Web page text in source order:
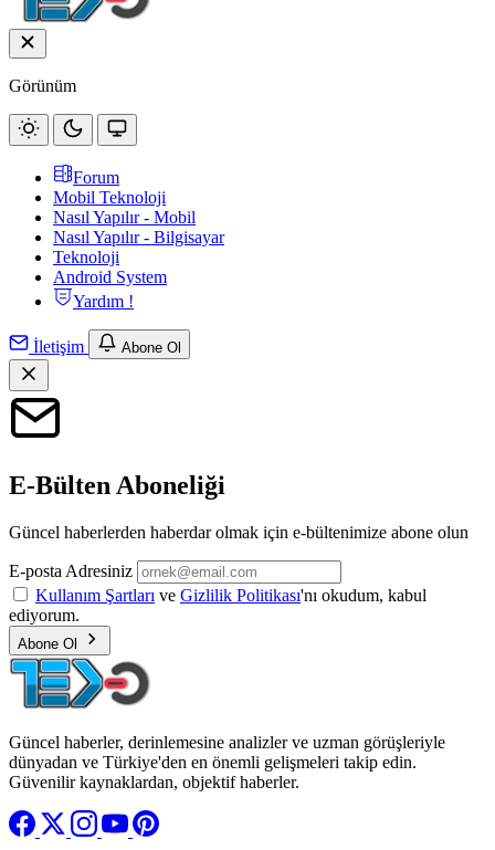
Görünüm
Forum
Mobil Teknoloji
Nasıl Yapılır - Mobil
Nasıl Yapılır - Bilgisayar
Teknoloji
Android System
Yardım !
İletişim Abone Ol
E-Bülten Aboneliği
Güncel haberlerden haberdar olmak için e-bültenimize abone olun
E-posta Adresiniz
Kullanım Şartları ve Gizlilik Politikası'nı okudum, kabul
ediyorum.
Abone Ol
Güncel haberler, derinlemesine analizler ve uzman görüşleriyle
dünyadan ve Türkiye'den en önemli gelişmeleri takip edin.
Güvenilir kaynaklardan, objektif haberler.